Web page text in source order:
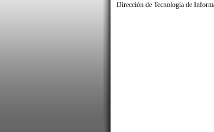
Dirección de Tecnología de